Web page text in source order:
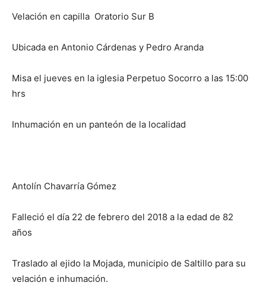
Velación en capilla Oratorio Sur B
Ubicada en Antonio Cárdenas y Pedro Aranda
Misa el jueves en la iglesia Perpetuo Socorro a las 15:00
hrs
Inhumación en un panteón de la localidad
Antolín Chavarría Gómez
Falleció el día 22 de febrero del 2018 a la edad de 82
años
Traslado al ejido la Mojada, municipio de Saltillo para su
velación e inhumación.